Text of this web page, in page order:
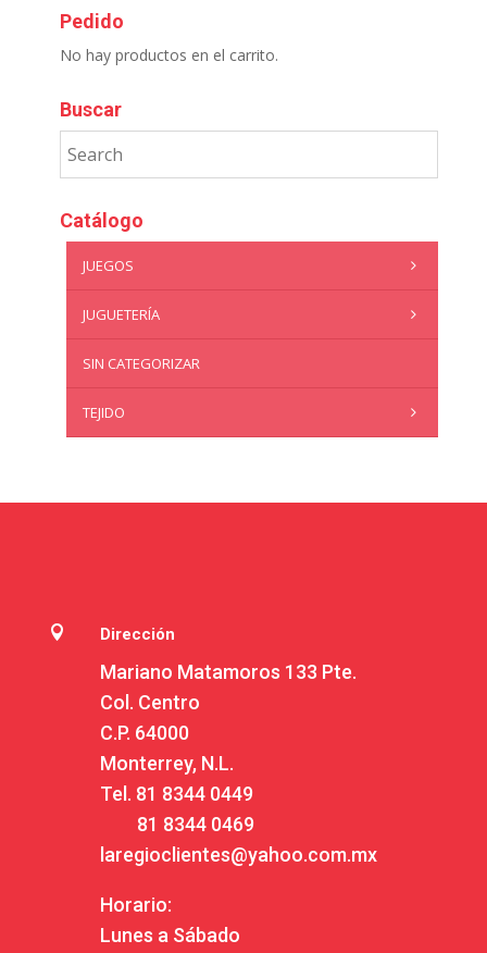
Pedido
No hay productos en el carrito.
Buscar
Catálogo
JUEGOS
JUGUETERÍA
SIN CATEGORIZAR
TEJIDO
 Dirección
Mariano Matamoros 133 Pte.
Col. Centro
C.P. 64000
Monterrey, N.L.
Tel. 81 8344 0449
81 8344 0469
laregioclientes@yahoo.com.mx
Horario:
Lunes a Sábado